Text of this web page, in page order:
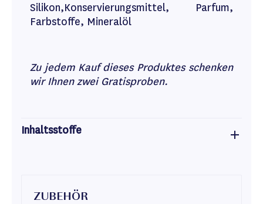
Silikon,Konservierungsmittel, Parfum,
Farbstoffe, Mineralöl
Zu jedem Kauf dieses Produktes schenken
wir Ihnen zwei Gratisproben.
Inhaltsstoffe
ZUBEHÖR